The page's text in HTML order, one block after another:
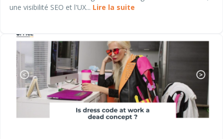
une visibilité SEO et l'UX... Lire la suite